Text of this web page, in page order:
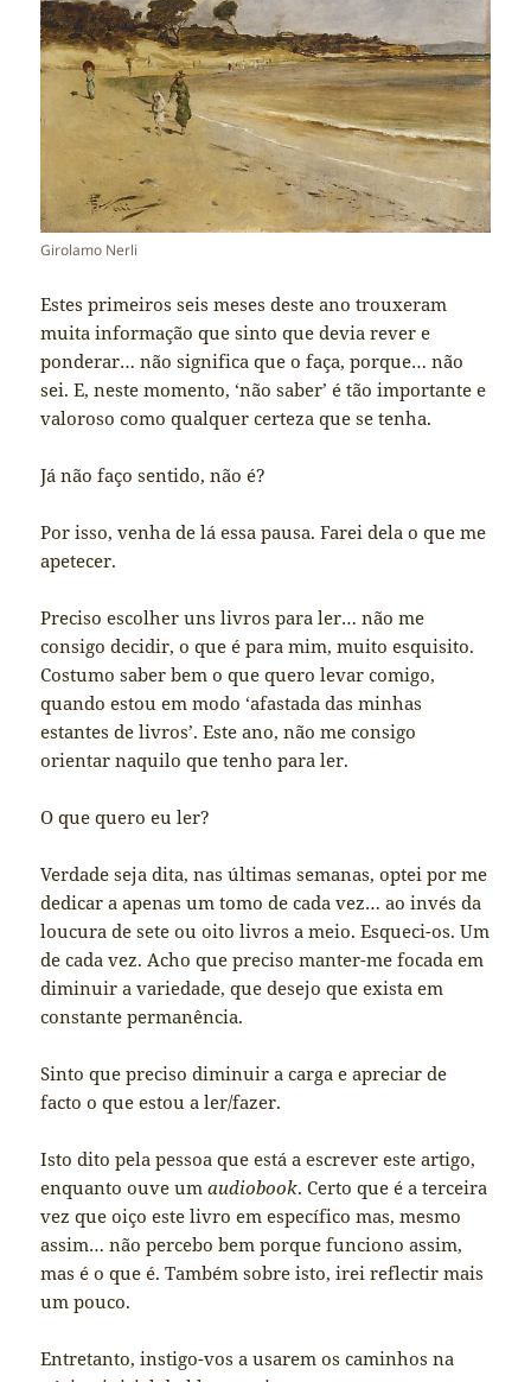
Girolamo Nerli
Estes primeiros seis meses deste ano trouxeram
muita informação que sinto que devia rever e
ponderar… não significa que o faça, porque… não
sei. E, neste momento, ‘não saber’ é tão importante e
valoroso como qualquer certeza que se tenha.
Já não faço sentido, não é?
Por isso, venha de lá essa pausa. Farei dela o que me
apetecer.
Preciso escolher uns livros para ler… não me
consigo decidir, o que é para mim, muito esquisito.
Costumo saber bem o que quero levar comigo,
quando estou em modo ‘afastada das minhas
estantes de livros’. Este ano, não me consigo
orientar naquilo que tenho para ler.
O que quero eu ler?
Verdade seja dita, nas últimas semanas, optei por me
dedicar a apenas um tomo de cada vez… ao invés da
loucura de sete ou oito livros a meio. Esqueci-os. Um
de cada vez. Acho que preciso manter-me focada em
diminuir a variedade, que desejo que exista em
constante permanência.
Sinto que preciso diminuir a carga e apreciar de
facto o que estou a ler/fazer.
Isto dito pela pessoa que está a escrever este artigo,
enquanto ouve umaudiobook. Certo que é a terceira
vez que oiço este livro em específico mas, mesmo
assim… não percebo bem porque funciono assim,
mas é o que é. Também sobre isto, irei reflectir mais
um pouco.
Entretanto, instigo-vos a usarem os caminhos na